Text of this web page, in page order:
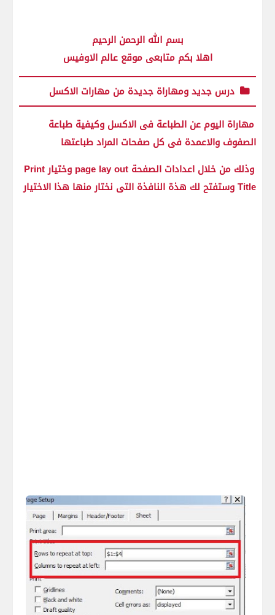
بسم الله الرحمن الرحيم
اهلا بكم متابعى موقع عالم الاوفيس
درس جديد ومهاراة جديدة من مهارات الاكسل
مهاراة اليوم عن الطباعة فى الاكسل وكيفية طباعة
الصفوف والاعمدة فى كل صفحات المراد طباعتها
وذلك من خلال اعدادات الصفحة page lay out وختيار Print
Title وستفتح لك هذة النافذة التى نختار منها هذا الاختيار